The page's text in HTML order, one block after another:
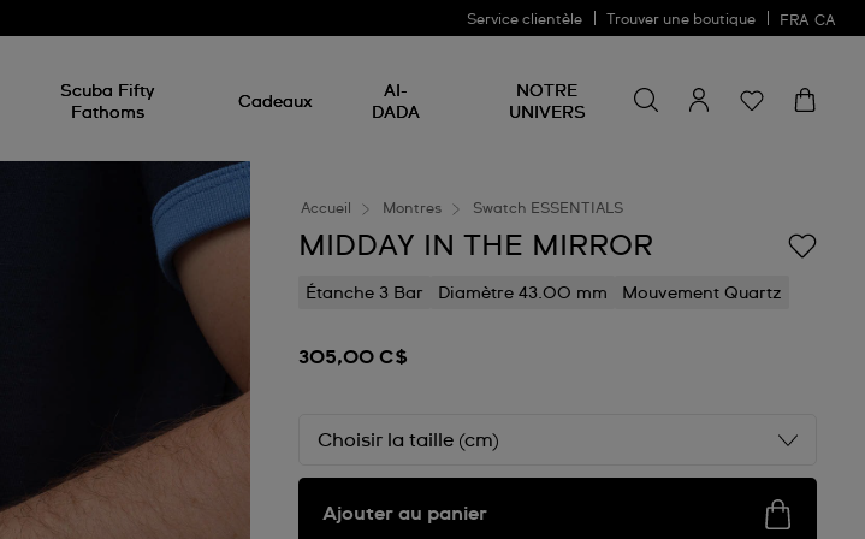
Service clientèle Trouver une boutique FRA CA
Scuba Fifty
Fathoms
Cadeaux
AI-
DADA
NOTRE
UNIVERS
un
produit
Accueil Montres Swatch ESSENTIALS
MIDDAY IN THE MIRROR
Étanche 3 Bar Diamètre 43.00 mm Mouvement Quartz
305,00 C$
Choisir la taille (cm)
Ajouter au panier